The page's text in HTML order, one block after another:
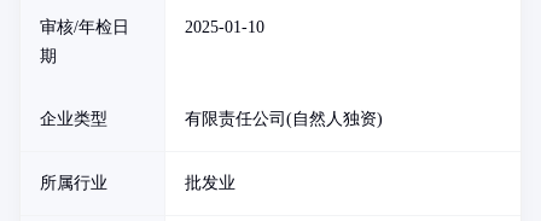
审核/年检日
期
2025-01-10
企业类型 有限责任公司(自然人独资)
所属行业 批发业